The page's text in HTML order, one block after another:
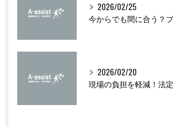
2026/02/25
2026/02/20